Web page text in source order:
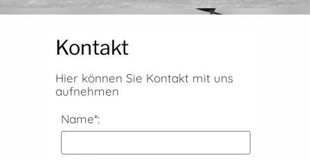
Kontakt
Hier können Sie Kontakt mit uns
aufnehmen
Name*: